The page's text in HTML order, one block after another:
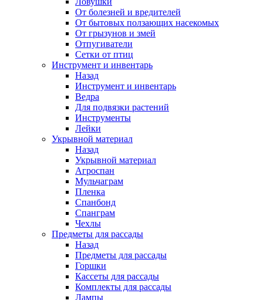
От болезней и вредителей
От бытовых ползающих насекомых
От грызунов и змей
Отпугиватели
Сетки от птиц
Инструмент и инвентарь
Назад
Инструмент и инвентарь
Ведра
Для подвязки растений
Инструменты
Лейки
Укрывной материал
Назад
Укрывной материал
Агроспан
Мульчаграм
Пленка
Спанбонд
Спанграм
Чехлы
Предметы для рассады
Назад
Предметы для рассады
Горшки
Кассеты для рассады
Комплекты для рассады
Лампы